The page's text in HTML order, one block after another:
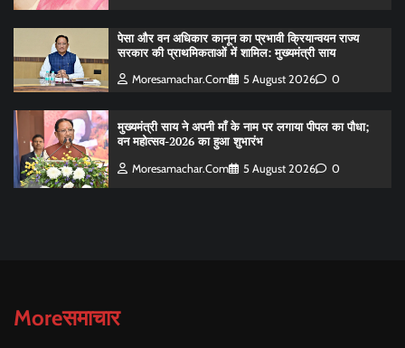
पेसा और वन अधिकार कानून का प्रभावी क्रियान्वयन राज्य
सरकार की प्राथमिकताओं में शामिल: मुख्यमंत्री साय
Moresamachar.com 5 August 2026 0
मुख्यमंत्री साय ने अपनी माँ के नाम पर लगाया पीपल का पौधा;
वन महोत्सव-2026 का हुआ शुभारंभ
Moresamachar.com 5 August 2026 0
Moreसमाचार